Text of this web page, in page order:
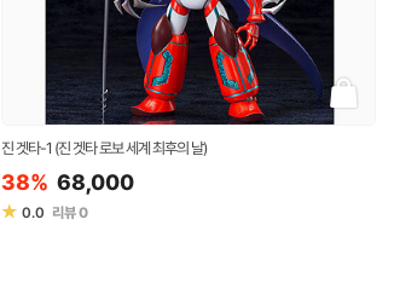
진 겟타-1 (진 겟타 로보 세계 최후의 날)
38% 68,000
★ 0.0 리뷰0